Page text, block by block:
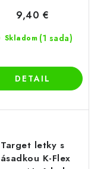
Skladom (1 sada)
9,40 €
DETAIL
Target letky s
K-Flex